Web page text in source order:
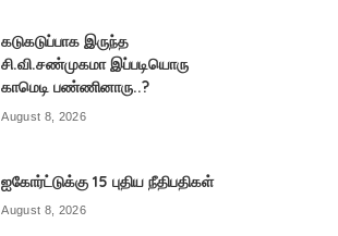
கடுகடுப்பாக இருந்த
சி.வி.சண்முகமா இப்படியொரு
காமெடி பண்ணினாரு..?
August 8, 2026
ஐகோர்ட்டுக்கு 15 புதிய நீதிபதிகள்
August 8, 2026